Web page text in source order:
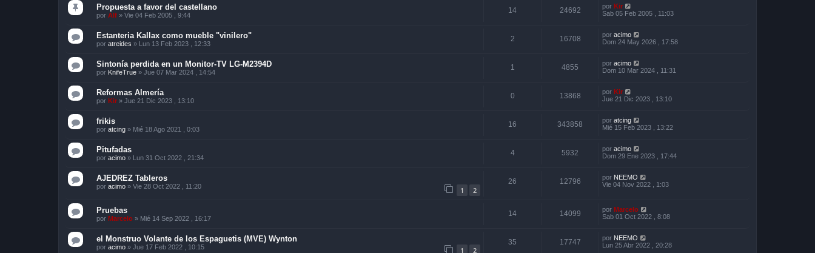
Propuesta a favor del castellano
por Alf » Vie 04 Feb 2005 , 9:44
14 24692 por Kir
Sab 05 Feb 2005 , 11:03
Estanteria Kallax como mueble "vinilero"
por atreides » Lun 13 Feb 2023 , 12:33
2 16708 por acimo
Dom 24 May 2026 , 17:58
Sintonía perdida en un Monitor-TV LG-M2394D
por KnifeTrue » Jue 07 Mar 2024 , 14:54
1 4855 por acimo
Dom 10 Mar 2024 , 11:31
Reformas Almería
por Kir » Jue 21 Dic 2023 , 13:10
0 13868 por Kir
Jue 21 Dic 2023 , 13:10
frikis
por atcing » Mié 18 Ago 2021 , 0:03
16 343858 por atcing
Mié 15 Feb 2023 , 13:22
Pitufadas
por acimo » Lun 31 Oct 2022 , 21:34
4 5932 por acimo
Dom 29 Ene 2023 , 17:44
AJEDREZ Tableros
por acimo » Vie 28 Oct 2022 , 11:20 1 2
26 12796 por NEEMO
Vie 04 Nov 2022 , 1:03
Pruebas
por Marcelo » Mié 14 Sep 2022 , 16:17
14 14099 por Marcelo
Sab 01 Oct 2022 , 8:08
el Monstruo Volante de los Espaguetis (MVE) Wynton
por acimo » Jue 17 Feb 2022 , 10:15 1 2
35 17747 por NEEMO
Lun 25 Abr 2022 , 20:28